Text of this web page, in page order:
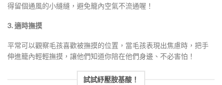
得留個通風的小縫縫，避免籠內空氣不流通喔！
3. 適時撫摸
平常可以觀察毛孩喜歡被撫摸的位置，當毛孩表現出焦慮時，把手
伸進籠內輕輕撫摸，讓他們知道你陪在他們身邊、不必害怕！
試試紓壓胺基酸！